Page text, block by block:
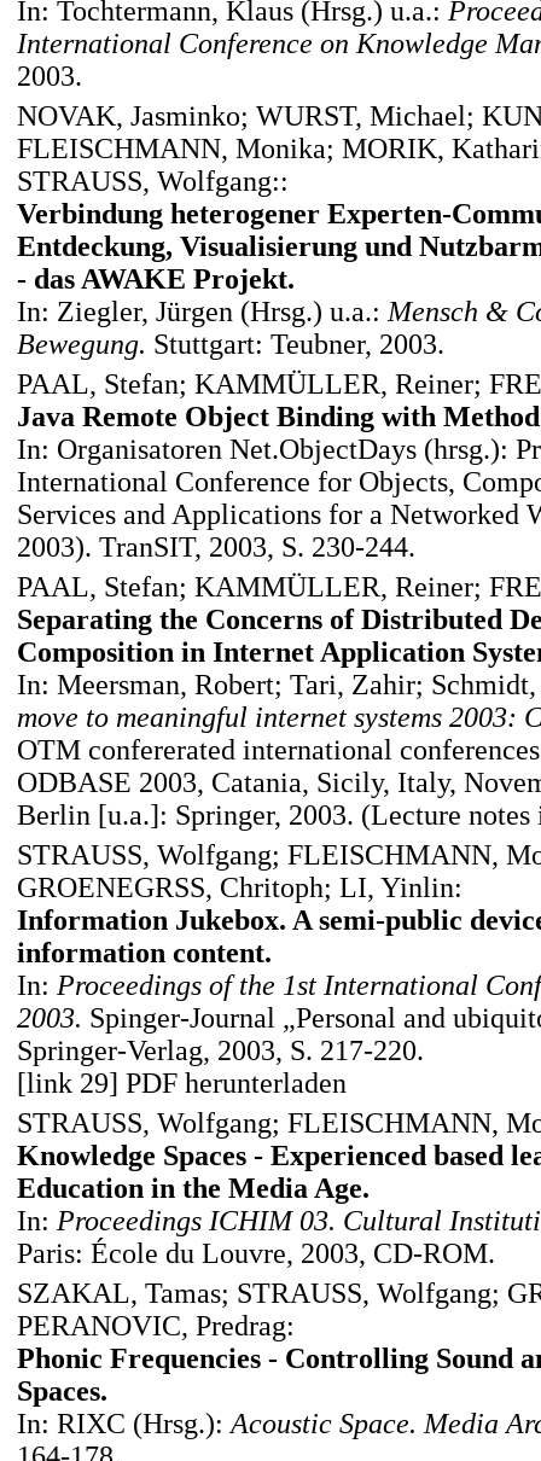
In: Tochtermann, Klaus (Hrsg.) u.a.:
International Conference on Knowledge
2003.
NOVAK, Jasminko; WURST, Michael;
FLEISCHMANN, Monika; MORIK,
STRAUSS, Wolfgang::
Verbindung heterogener Experten-
Entdeckung, Visualisierung und
- das AWAKE Projekt.
In: Ziegler, Jürgen (Hrsg.) u.a.: Mensch &
Bewegung. Stuttgart: Teubner, 2003.
PAAL, Stefan; KAMMÜLLER, Reiner;
Java Remote Object Binding with
In: Organisatoren Net.ObjectDays (hrsg.):
International Conference for Objects,
Services and Applications for a Networked
2003). TranSIT, 2003, S. 230-244.
PAAL, Stefan; KAMMÜLLER, Reiner;
Separating the Concerns of Distributed
Composition in Internet Application
In: Meersman, Robert; Tari, Zahir;
move to meaningful internet systems 2003:
OTM confererated international
ODBASE 2003, Catania, Sicily, Italy,
Berlin [u.a.]: Springer, 2003. (Lecture notes
STRAUSS, Wolfgang; FLEISCHMANN,
GROENEGRSS, Chritoph; LI, Yinlin:
Information Jukebox. A semi-public
information content.
In: Proceedings of the 1st International
2003. Spinger-Journal „Personal and
Springer-Verlag, 2003, S. 217-220.
[link 29] PDF herunterladen
STRAUSS, Wolfgang; FLEISCHMANN,
Knowledge Spaces - Experienced based
Education in the Media Age.
In: Proceedings ICHIM 03. Cultural
Paris: École du Louvre, 2003, CD-ROM.
SZAKAL, Tamas; STRAUSS, Wolfgang;
PERANOVIC, Predrag:
Phonic Frequencies - Controlling Sound
Spaces.
In: RIXC (Hrsg.): Acoustic Space. Media